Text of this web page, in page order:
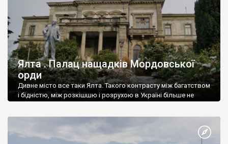
Ялта . Палац нащадків Мордовської
орди
Дивне місто все таки Ялта. Такого контрасту між багатством
і бідністю, між розкішшю і розрухою в Україні більше не